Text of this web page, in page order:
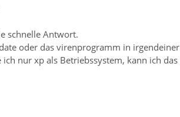
schnelle Antwort.
oder das virenprogramm in
ich nur xp als Betriebssystem, kann ich